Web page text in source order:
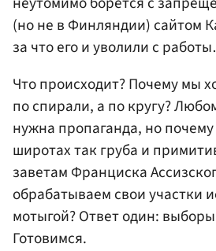
(но не в Финляндии) сайтом
за что его и уволили с
Что происходит? Почему мы
по спирали, а по кругу?
нужна пропаганда, но
широтах так груба и
заветам Франциска
обрабатываем свои участки
мотыгой? Ответ один:
Готовимся.